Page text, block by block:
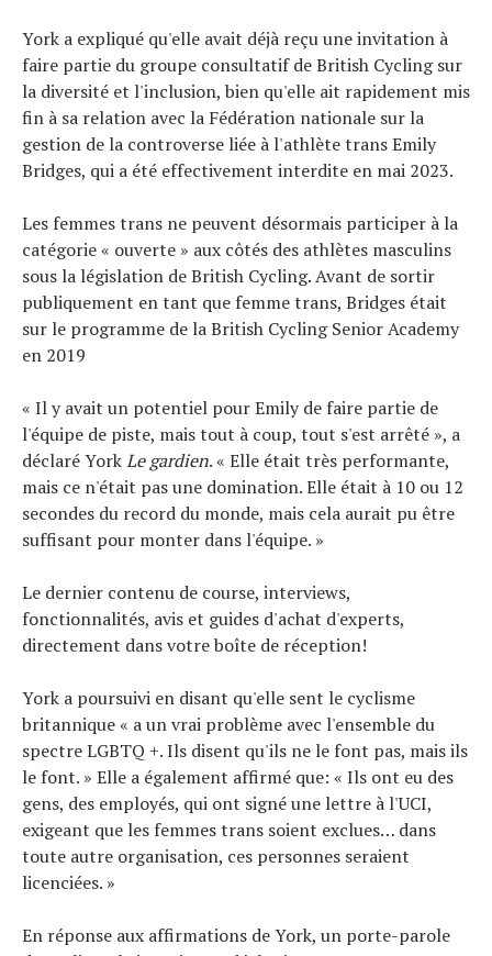
York a expliqué qu'elle avait déjà reçu une invitation à
faire partie du groupe consultatif de British Cycling sur
la diversité et l'inclusion, bien qu'elle ait rapidement mis
fin à sa relation avec la Fédération nationale sur la
gestion de la controverse liée à l'athlète trans Emily
Bridges, qui a été effectivement interdite en mai 2023.
Les femmes trans ne peuvent désormais participer à la
catégorie « ouverte » aux côtés des athlètes masculins
sous la législation de British Cycling. Avant de sortir
publiquement en tant que femme trans, Bridges était
sur le programme de la British Cycling Senior Academy
en 2019
« Il y avait un potentiel pour Emily de faire partie de
l'équipe de piste, mais tout à coup, tout s'est arrêté », a
déclaré YorkLe gardien. « Elle était très performante,
mais ce n'était pas une domination. Elle était à 10 ou 12
secondes du record du monde, mais cela aurait pu être
suffisant pour monter dans l'équipe. »
Le dernier contenu de course, interviews,
fonctionnalités, avis et guides d'achat d'experts,
directement dans votre boîte de réception!
York a poursuivi en disant qu'elle sent le cyclisme
britannique « a un vrai problème avec l'ensemble du
spectre LGBTQ +. Ils disent qu'ils ne le font pas, mais ils
le font. » Elle a également affirmé que: « Ils ont eu des
gens, des employés, qui ont signé une lettre à l'UCI,
exigeant que les femmes trans soient exclues… dans
toute autre organisation, ces personnes seraient
licenciées. »
En réponse aux affirmations de York, un porte-parole